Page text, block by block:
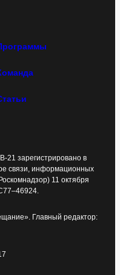
21 зарегистрировано в
связи, информационных
11 октября
Главный редактор: